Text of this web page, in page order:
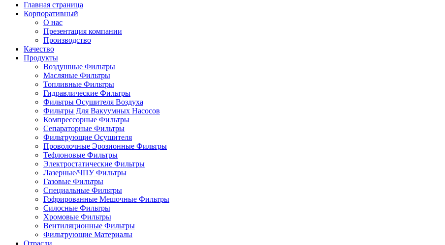
Главная страница
Корпоративный
О нас
Презентация компании
Производство
Качество
Продукты
Воздушные Фильтры
Масляные Фильтры
Топливные Фильтры
Гидравлические Фильтры
Фильтры Осушителя Воздуха
Фильтры Для Вакуумных Насосов
Компрессорные Фильтры
Сепараторные Фильтры
Фильтрующие Осушителя
Проволочные Эрозионные Фильтры
Тефлоновые Фильтры
Электростатические Фильтры
Лазерные/ЧПУ Фильтры
Газовые Фильтры
Специальные Фильтры
Гофрированные Мешочные Фильтры
Силосные Фильтры
Хромовые Фильтры
Вентиляционные Фильтры
Фильтрующие Материалы
Отрасли